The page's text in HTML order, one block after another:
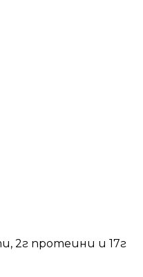
2г протеини и 17г